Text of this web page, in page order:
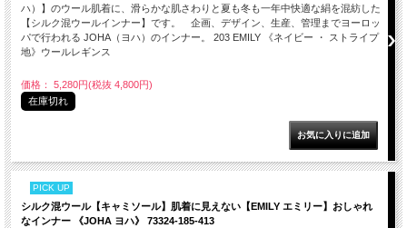
ハ）】のウール肌着に、滑らかな肌さわりと夏も冬も一年中快適な絹を混紡した
【シルク混ウールインナー】です。 企画、デザイン、生産、管理までヨーロッ
パで行われる JOHA（ヨハ）のインナー。 203 EMILY 《ネイビー ・ ストライプ
地》ウールレギンス
価格： 5,280円(税抜 4,800円)
在庫切れ
PICK UP
シルク混ウール【キャミソール】肌着に見えない【EMILY エミリー】おしゃれ
なインナー 《JOHA ヨハ》 73324-185-413